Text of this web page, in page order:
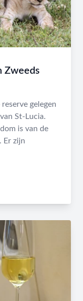
Zweeds
gelegen
St-Lucia.
is van de
Er zijn